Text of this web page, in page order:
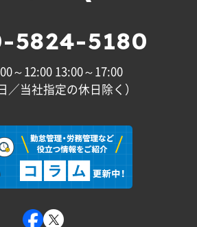
5824-5180
～12:00 13:00～17:00
／当社指定の休日除く）